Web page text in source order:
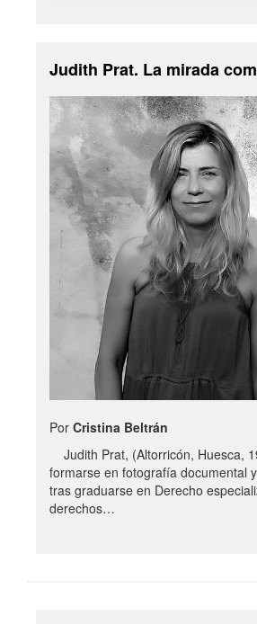
Judith Prat. La mirada
Por Cristina Beltrán
Judith Prat, (Altorricón, Huesca,
formarse en fotografía documental
tras graduarse en Derecho
derechos…